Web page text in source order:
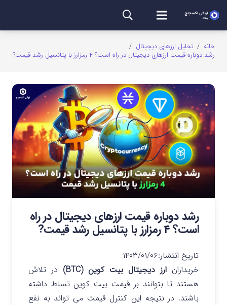
خانه / تحلیل ارزهای دیجیتال /
رشد دوباره قیمت ارزهای دیجیتال در راه است؟ ۴ رمزارز با پتانسیل رشد قیمت?
رشد دوباره قیمت ارزهای دیجیتال در راه
است؟ ۴ رمزارز با پتانسیل رشد قیمت?
تاریخ انتشار:۱۴۰۳/۰۱/۰۶
خریداران ارز دیجیتال بیت کوین (BTC)
در تلاش
هستند تا بتوانند بر قیمت بیت کوین تسلط داشته
باشند. در نتیجه این کنترل قیمت می تواند به نفع